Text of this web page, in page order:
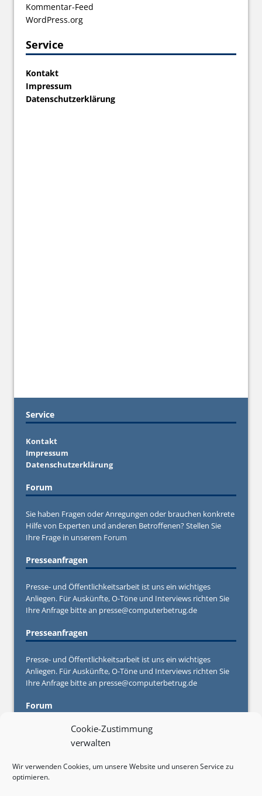
Cookie-Zustimmung
verwalten
Wir verwenden Cookies, um unsere Website und unseren Service zu
optimieren.
Kommentar-Feed
WordPress.org
Service
Kontakt
Impressum
Datenschutzerklärung
Service
Kontakt
Impressum
Datenschutzerklärung
Forum
Sie haben Fragen oder Anregungen oder brauchen konkrete
Hilfe von Experten und anderen Betroffenen? Stellen Sie
Ihre Frage in unserem Forum
Presseanfragen
Presse- und Öffentlichkeitsarbeit ist uns ein wichtiges
Anliegen. Für Auskünfte, O-Töne und Interviews richten Sie
Ihre Anfrage bitte an presse@computerbetrug.de
Presseanfragen
Presse- und Öffentlichkeitsarbeit ist uns ein wichtiges
Anliegen. Für Auskünfte, O-Töne und Interviews richten Sie
Ihre Anfrage bitte an presse@computerbetrug.de
Forum
Sie haben Fragen oder Anregungen oder brauchen konkrete
Hilfe von Experten und anderen Betroffenen? Stellen Sie
Werbebuchungen